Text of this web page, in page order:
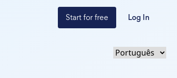
Start for free Log In